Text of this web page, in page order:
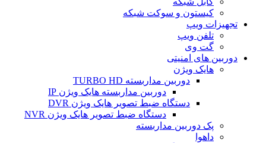
کیستون و سوکت شبکه
تجهیزات ویپ
تلفن ویپ
گت وی
دوربین های امنیتی
هایک ویژن
دوربین مداربسته TURBO HD
دوربین مداربسته هایک ویژن IP
دستگاه ضبط تصویر هایک ویژن DVR
دستگاه ضبط تصویر هایک ویژن NVR
پک دوربین مداربسته
داهوا